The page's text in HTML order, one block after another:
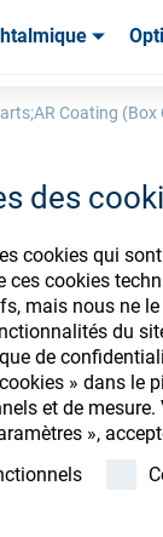
des
cookies qui
ces cookies
mais nous ne
du
de
» dans le
et de
»,
Coating
ou